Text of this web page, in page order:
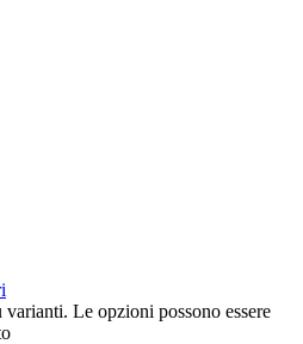
Le opzioni possono essere